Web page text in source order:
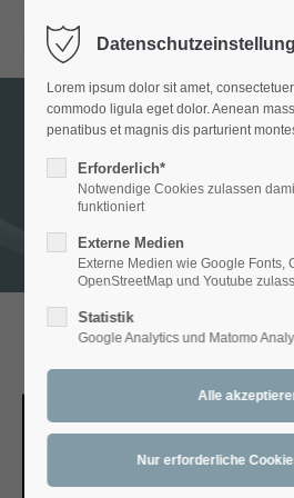
Login
Benutzername
Passwort
Anmelden
Support
Lorem ipsum dolor sit amet:
GALLERY - Bands
Lorem ipsum dolor sit amet,
commodo ligula eget dolor. Aenean
penatibus et magnis dis parturient
Erforderlich*
Notwendige Cookies zulassen
funktioniert
Externe Medien
Externe Medien wie Google Fonts,
OpenStreetMap und Youtube
Statistik
Google Analytics und Matomo